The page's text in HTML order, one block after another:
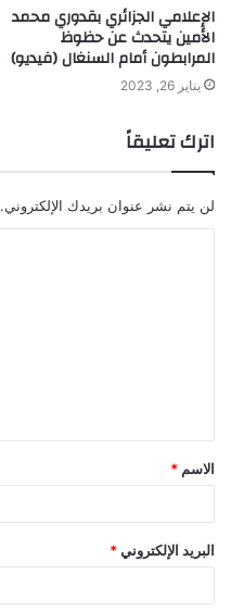
الإعلامي الجزائري بقدوري محمد
الأمين يتحدث عن حظوظ
المرابطون أمام السنغال (فيديو)
يناير 26, 2023
اترك تعليقاً
لن يتم نشر عنوان بريدك الإلكتروني.
ق
*
الاسم *
البريد الإلكتروني *